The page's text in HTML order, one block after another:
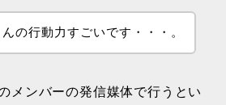
の行動力すごいです・・・。
メンバーの発信媒体で行うとい